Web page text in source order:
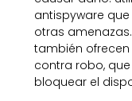
antispyware
otras
también
contra robo,
bloquear el